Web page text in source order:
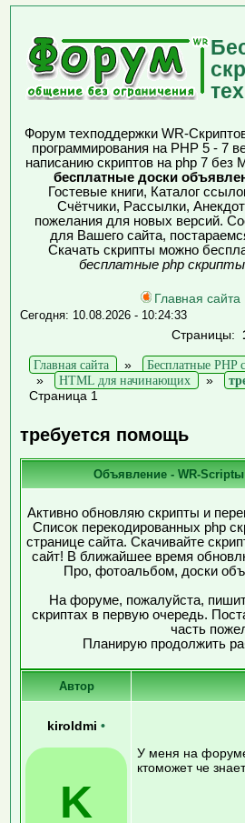
Форум техподдержки WR-
программирования на PHP 5 - 7
написанию скриптов на php 7 без
бесплатные доски
Гостевые книги, Каталог
Счётчики, Рассылки,
пожелания для новых версий.
для Вашего сайта,
Скачать скрипты можно
бесплатные php скрипты
Главная сайта
Сегодня: 10.08.2026 - 10:24:33
Страницы:
Главная сайта »
Бесплатные PHP
»
HTML для начинающих »
Страница 1
требуется помощь
Объявление - WR-
Активно обновляю скрипты и
Список перекодированных php
странице сайта. Скачивайте
сайт! В ближайшее время
Про, фотоальбом, доски
На форуме, пожалуйста,
скриптах в первую очередь.
часть
Планирую продолжить
Автор
kiroldmi •
K
У меня на
ктоможет че знает